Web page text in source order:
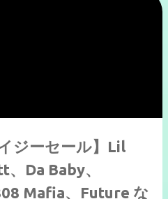
ジーセール】Lil
Da Baby、
Mafia、Future な